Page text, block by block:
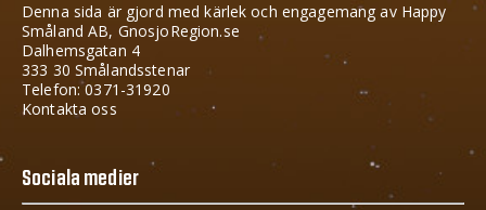
Denna sida är gjord med kärlek och engagemang av Happy
Småland AB, GnosjoRegion.se
Dalhemsgatan 4
333 30 Smålandsstenar
Telefon: 0371-31920
Kontakta oss
Sociala medier